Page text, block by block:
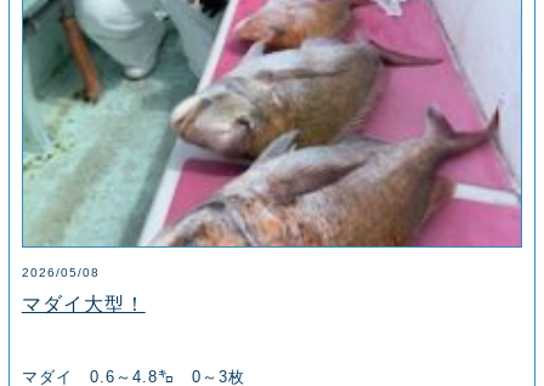
2026/05/08
マダイ大型！
マダイ 0.6～4.8㌔ 0～3枚